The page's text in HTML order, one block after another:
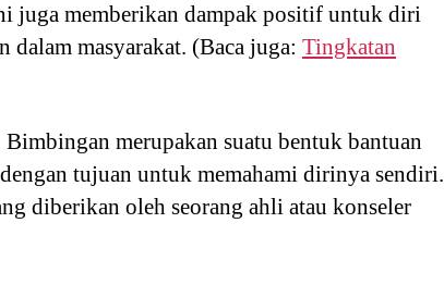
juga memberikan dampak positif untuk diri
masyarakat. (Baca juga: Tingkatan
merupakan suatu bentuk bantuan
tujuan untuk memahami dirinya sendiri.
diberikan oleh seorang ahli atau konseler